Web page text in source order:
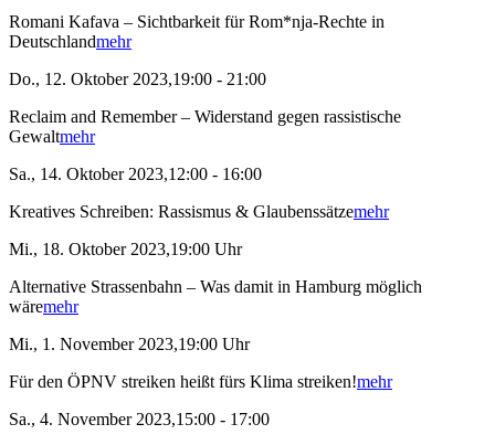
Romani Kafava – Sichtbarkeit für Rom*nja-Rechte in
Deutschlandmehr
Do., 12. Oktober 2023,19:00 - 21:00
Reclaim and Remember – Widerstand gegen rassistische
Gewaltmehr
Sa., 14. Oktober 2023,12:00 - 16:00
Kreatives Schreiben: Rassismus & Glaubenssätzemehr
Mi., 18. Oktober 2023,19:00 Uhr
Alternative Strassenbahn – Was damit in Hamburg möglich
wäremehr
Mi., 1. November 2023,19:00 Uhr
Für den ÖPNV streiken heißt fürs Klima streiken!mehr
Sa., 4. November 2023,15:00 - 17:00